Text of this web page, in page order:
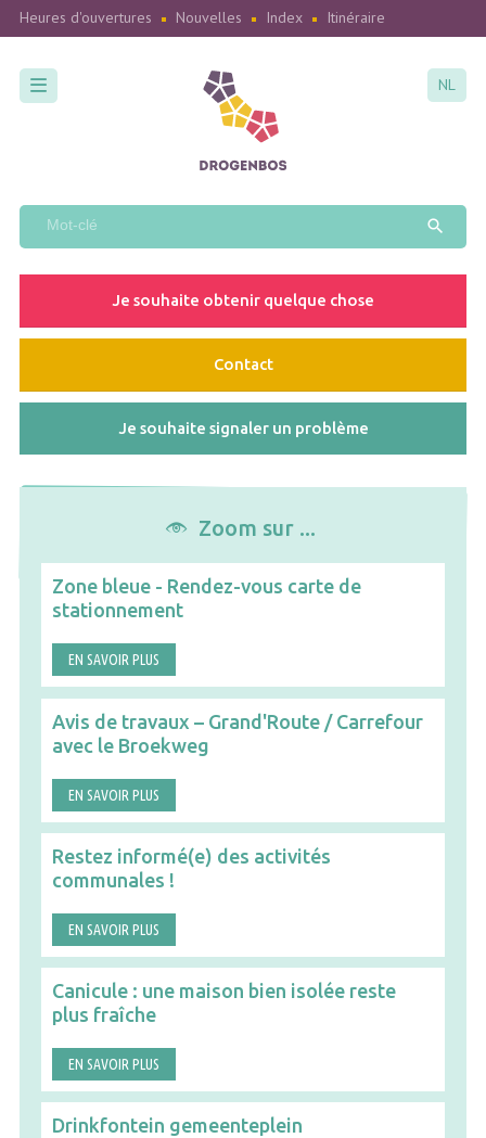
Heures d'ouvertures Nouvelles Index Itinéraire
NL
Je souhaite obtenir quelque chose
Contact
Je souhaite signaler un problème
Zoom sur ...
Zone bleue - Rendez-vous carte de
stationnement
EN SAVOIR PLUS
Avis de travaux – Grand'Route / Carrefour
avec le Broekweg
EN SAVOIR PLUS
Restez informé(e) des activités
communales !
EN SAVOIR PLUS
Canicule : une maison bien isolée reste
plus fraîche
EN SAVOIR PLUS
Drinkfontein gemeenteplein